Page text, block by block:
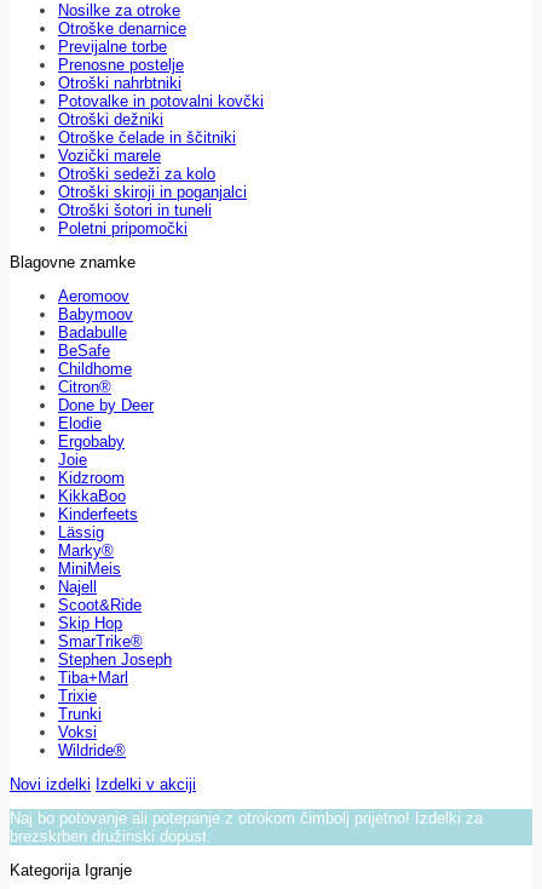
Nosilke za otroke
Otroške denarnice
Previjalne torbe
Prenosne postelje
Otroški nahrbtniki
Potovalke in potovalni kovčki
Otroški dežniki
Otroške čelade in ščitniki
Vozički marele
Otroški sedeži za kolo
Otroški skiroji in poganjalci
Otroški šotori in tuneli
Poletni pripomočki
Blagovne znamke
Aeromoov
Babymoov
Badabulle
BeSafe
Childhome
Citron®
Done by Deer
Elodie
Ergobaby
Joie
Kidzroom
KikkaBoo
Kinderfeets
Lässig
Marky®
MiniMeis
Najell
Scoot&Ride
Skip Hop
SmarTrike®
Stephen Joseph
Tiba+Marl
Trixie
Trunki
Voksi
Wildride®
Novi izdelki Izdelki v akciji
Naj bo potovanje ali potepanje z otrokom čimbolj prijetno! Izdelki za
brezskrben družinski dopust.
Kategorija Igranje